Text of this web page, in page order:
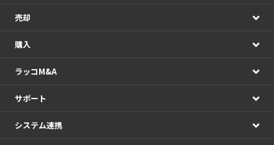
売却
購入
ラッコM&A
サポート
システム連携